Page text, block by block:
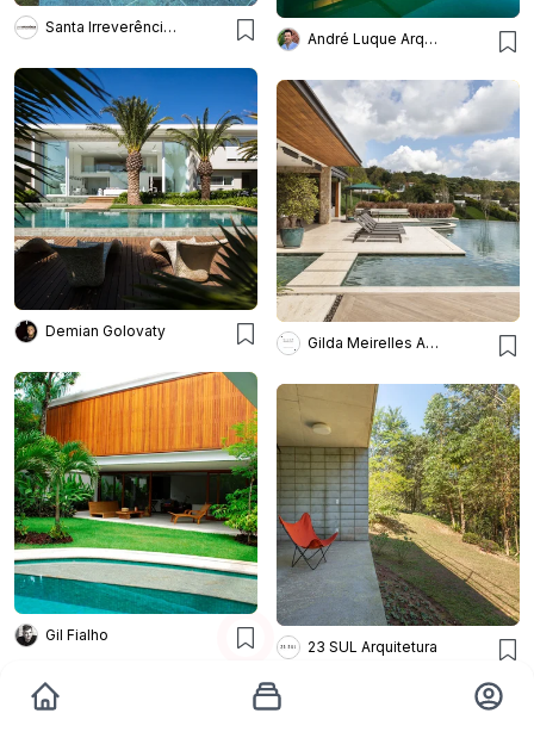
Santa Irreverência Arquitetura
André Luque Arquitetura
Demian Golovaty
Gilda Meirelles Arquitetura
Gil Fialho
23 SUL Arquitetura